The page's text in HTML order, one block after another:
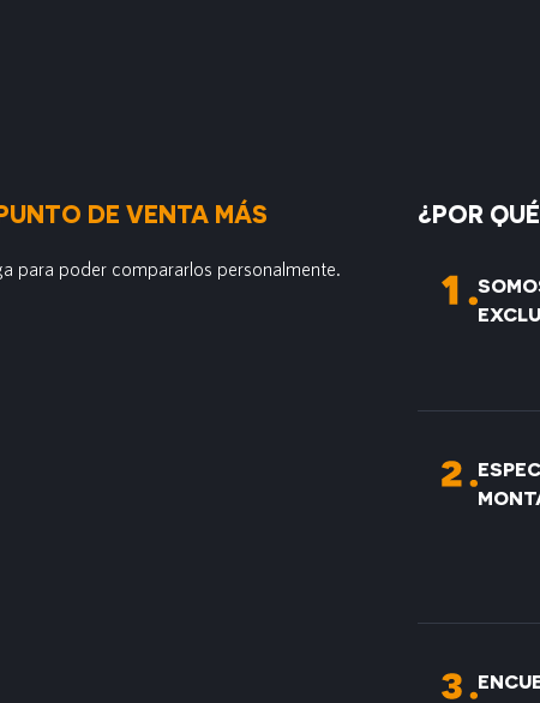
DE VENTA MÁS
para poder compararlos personalmente.
¿POR